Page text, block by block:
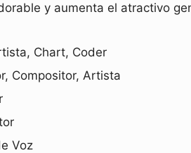
y aumenta el atractivo
Chart, Coder
Compositor, Artista
Voz